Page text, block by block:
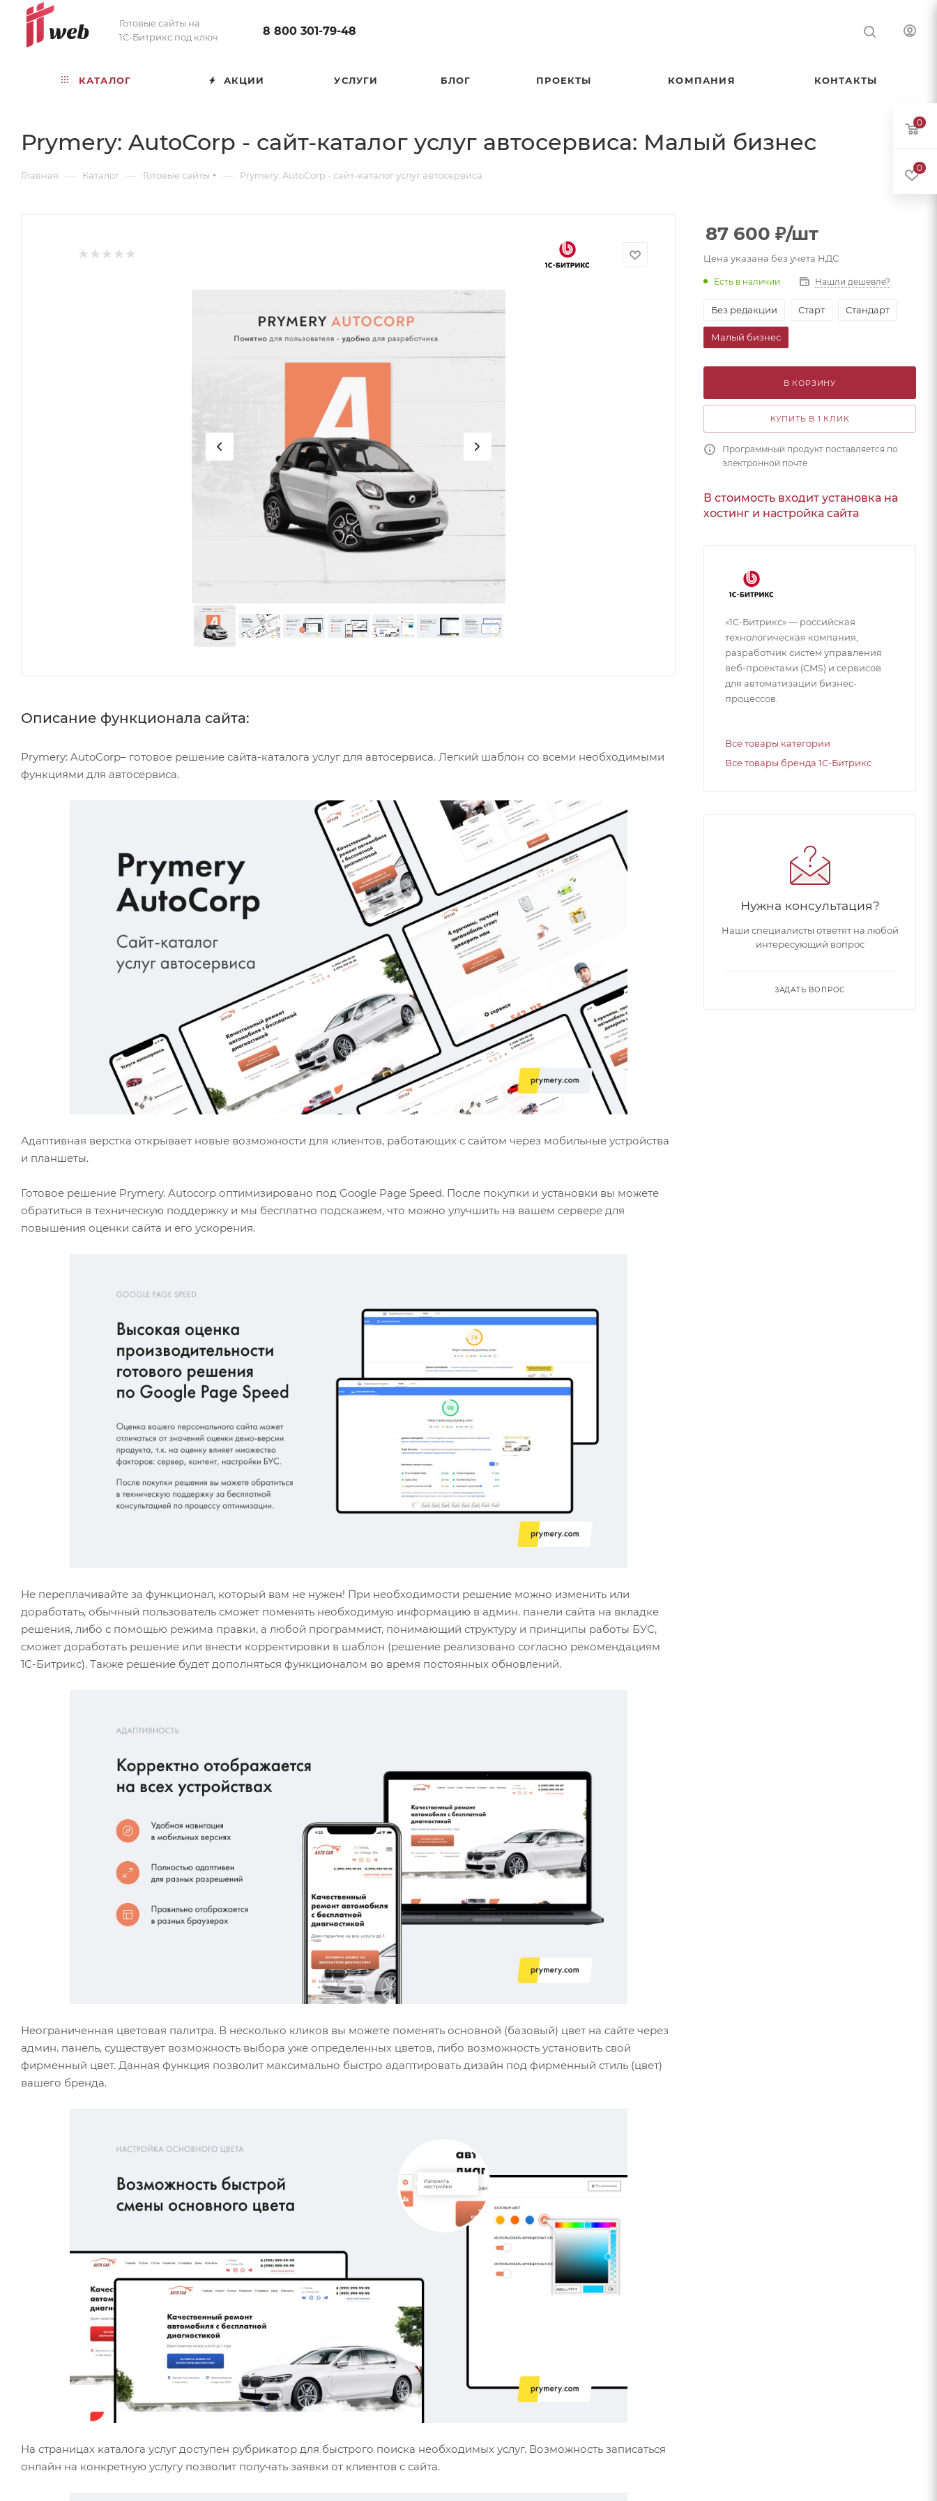
Готовые сайты на
1С-Битрикс под ключ
8 800 301-79-48
КАТАЛОГ АКЦИИ УСЛУГИ БЛОГ ПРОЕКТЫ КОМПАНИЯ КОНТАКТЫ
Prymery: AutoCorp - сайт-каталог услуг автосервиса: Малый бизнес
Главная — Каталог — Готовые сайты — Prymery: AutoCorp - сайт-каталог услуг автосервиса
Описание функционала сайта:
Prymery: AutoCorp– готовое решение сайта-каталога услуг для автосервиса. Легкий шаблон со всеми необходимыми
функциями для автосервиса.
Адаптивная верстка открывает новые возможности для клиентов, работающих с сайтом через мобильные устройства
и планшеты.
Готовое решение Prymery. Autocorp оптимизировано под Google Page Speed. После покупки и установки вы можете
обратиться в техническую поддержку и мы бесплатно подскажем, что можно улучшить на вашем сервере для
повышения оценки сайта и его ускорения.
Не переплачивайте за функционал, который вам не нужен! При необходимости решение можно изменить или
доработать, обычный пользователь сможет поменять необходимую информацию в админ. панели сайта на вкладке
решения, либо с помощью режима правки, а любой программист, понимающий структуру и принципы работы БУС,
сможет доработать решение или внести корректировки в шаблон (решение реализовано согласно рекомендациям
1С-Битрикс). Также решение будет дополняться функционалом во время постоянных обновлений.
Неограниченная цветовая палитра. В несколько кликов вы можете поменять основной (базовый) цвет на сайте через
админ. панель, существует возможность выбора уже определенных цветов, либо возможность установить свой
фирменный цвет. Данная функция позволит максимально быстро адаптировать дизайн под фирменный стиль (цвет)
вашего бренда.
На страницах каталога услуг доступен рубрикатор для быстрого поиска необходимых услуг. Возможность записаться
онлайн на конкретную услугу позволит получать заявки от клиентов с сайта.
87 600 ₽/шт
Цена указана без учета НДС
Есть в наличии Нашли дешевле?
Без редакции Старт Стандарт
Малый бизнес
В КОРЗИНУ
КУПИТЬ В 1 КЛИК
Программный продукт поставляется по
электронной почте
В стоимость входит установка на
хостинг и настройка сайта
«1С-Битрикс» — российская
технологическая компания,
разработчик систем управления
веб-проектами (CMS) и сервисов
для автоматизации бизнес-
процессов.
Все товары категории
Все товары бренда 1С-Битрикс
Нужна консультация?
Наши специалисты ответят на любой
интересующий вопрос
ЗАДАТЬ ВОПРОС
0
0